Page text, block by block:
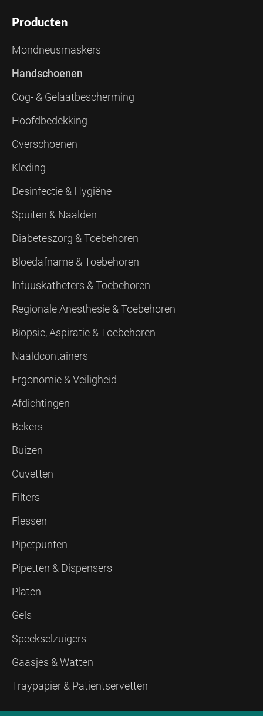
Producten
Mondneusmaskers
Handschoenen
Oog- & Gelaatbescherming
Hoofdbedekking
Overschoenen
Kleding
Desinfectie & Hygiëne
Spuiten & Naalden
Diabeteszorg & Toebehoren
Bloedafname & Toebehoren
Infuuskatheters & Toebehoren
Regionale Anesthesie & Toebehoren
Biopsie, Aspiratie & Toebehoren
Naaldcontainers
Ergonomie & Veiligheid
Afdichtingen
Bekers
Buizen
Cuvetten
Filters
Flessen
Pipetpunten
Pipetten & Dispensers
Platen
Gels
Speekselzuigers
Gaasjes & Watten
Traypapier & Patientservetten